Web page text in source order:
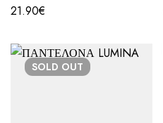
21.90€
SOLD OUT